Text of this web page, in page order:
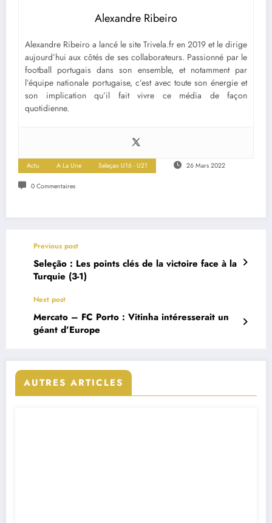
Alexandre Ribeiro
Alexandre Ribeiro a lancé le site Trivela.fr en 2019 et le dirige
aujourd’hui aux côtés de ses collaborateurs. Passionné par le
football portugais dans son ensemble, et notamment par
l’équipe nationale portugaise, c’est avec toute son énergie et
son implication qu’il fait vivre ce média de façon
quotidienne.
Actu A La Une Seleçao U16 - U21 26 Mars 2022
0 Commentaires
Previous post
Seleção : Les points clés de la victoire face à la
Turquie (3-1)
Next post
Mercato – FC Porto : Vitinha intéresserait un
géant d’Europe
AUTRES ARTICLES